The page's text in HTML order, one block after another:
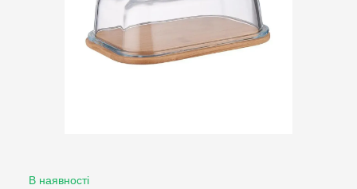
В наявності